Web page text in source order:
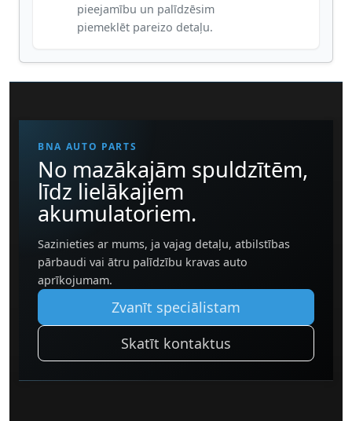
pieejamību un palīdzēsim
piemeklēt pareizo detaļu.
BNA AUTO PARTS
No mazākajām spuldzītēm,
līdz lielākajiem
akumulatoriem.
Sazinieties ar mums, ja vajag detaļu, atbilstības
pārbaudi vai ātru palīdzību kravas auto
aprīkojumam.
Zvanīt speciālistam
Skatīt kontaktus